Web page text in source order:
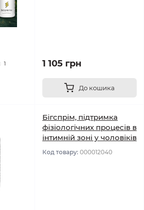
1 1 105 грн
До кошика
Бігспрім, підтримка
фізіологічних процесів в
інтимній зоні у чоловіків
Код товару: 000012040